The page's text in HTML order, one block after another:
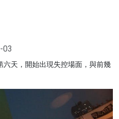
03
天，開始出現失控場面，與前幾